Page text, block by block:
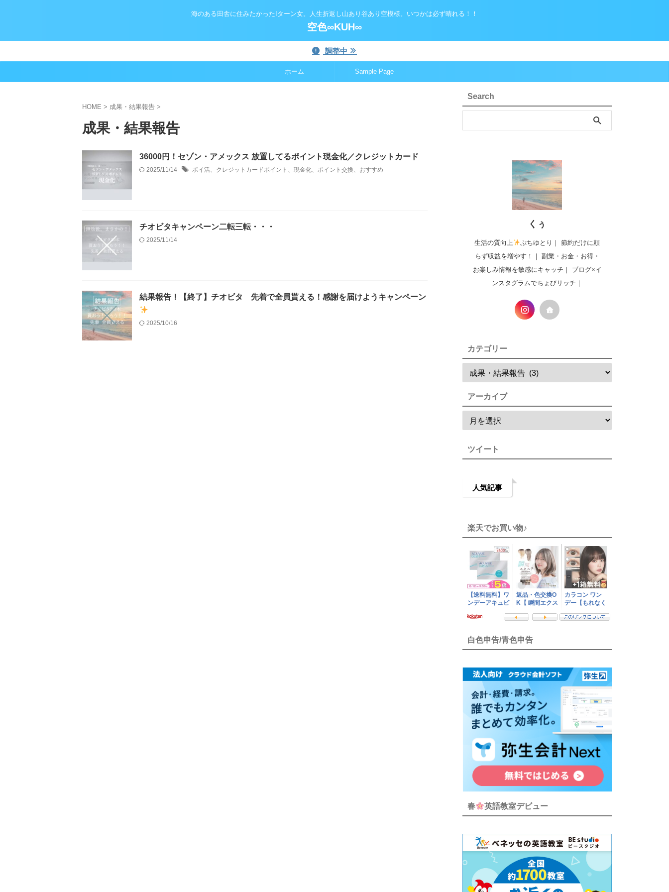
海のある田舎に住みたかったIターン女。人生折返し山あり谷あり空模様。いつかは必ず晴れる！！
空色∞KUH∞
調整中
ホーム Sample Page
HOME > 成果・結果報告 >
成果・結果報告
36000円！セゾン・アメックス 放置してるポイント現金化／クレジットカード
2025/11/14 ポイ活、クレジットカードポイント、現金化、ポイント交換、おすすめ
チオビタキャンペーン二転三転・・・
2025/11/14
結果報告！【終了】チオビタ 先着で全員貰える！感謝を届けようキャンペーン
2025/10/16
Search
くぅ
生活の質向上
ぷちゆとり｜ 節約だけに頼
らず収益を増やす！｜ 副業・お金・お得・
お楽しみ情報を敏感にキャッチ｜ ブログ×イ
ンスタグラムでちょびリッチ｜
カテゴリー
アーカイブ
ツイート
人気記事
楽天でお買い物♪
白色申告/青色申告
春 英語教室デビュー